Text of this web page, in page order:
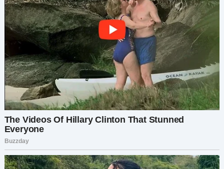
— Он просил меня делать сомнительные вещи…
подделывать документы, искажать отчёты. Я
отказалась, и мы поссорились. Он угрожал мне.
— Милая моя… — я взяла её за руки. — Ты не
одна. Ты могла бы рассказать нам раньше.
Эмма снова разрыдалась:
— Я так жалею. Я уволилась. Больше не могу так.
Нашла новую работу в маленькой, честной
фирме. Там меня уважают.